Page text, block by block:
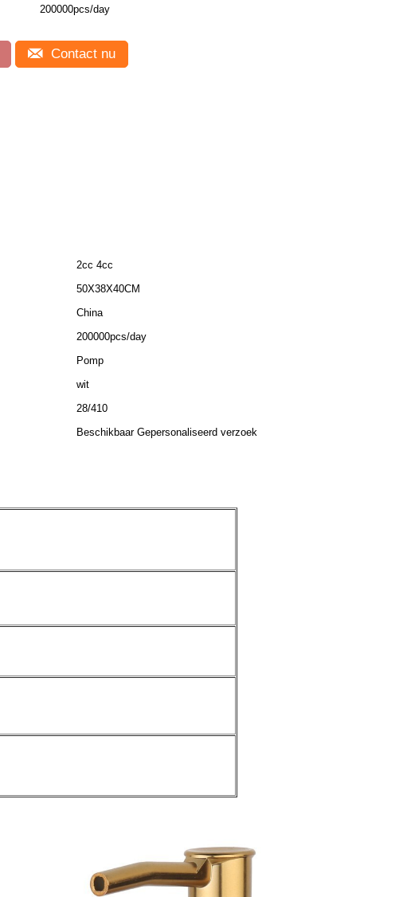
200000pcs/day
Contact nu
2cc 4cc
50X38X40CM
China
200000pcs/day
Pomp
wit
28/410
Beschikbaar Gepersonaliseerd verzoek